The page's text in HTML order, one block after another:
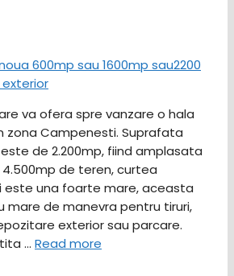
va ofera spre vanzare o hala
zona Campenesti. Suprafata
de 2.200mp, fiind amplasata
de teren, curtea
este una foarte mare, aceasta
mare de manevra pentru tiruri,
exterior sau parcare.
… Read more